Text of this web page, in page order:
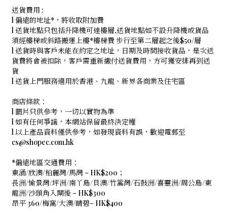
送貨費用 :
l 偏遠的地址*，將收取附加費
l 送貨地點只包括升降機可達樓層,送貨地點如不設升降機或貨品
須經樓梯或斜路搬運上樓*樓梯費 步行至第二層起之後$50/層
l 送貨時與客戶未能在約定之地址，日期及時間接收貨品，是次送
貨費將會被扣除，客戶需重新繳付送貨費用，方可獲安排再到送
貨
l 送貨上門服務適用於香港、九龍、新界各商業及住宅區
商店條款：
l 圖片只供參考，一切以實物為準
l 如有任何爭議，本網站保留最終決定權
l 以上產品資料僅供參考，如發現資料有誤，歡迎電郵至
cs@shopec.com.hk
*偏遠地區交通費用：
東涌/欣澳/柏麗灣/馬灣 – HK$200；
長洲/愉景灣/坪洲/南丫島/貝澳/竹篙灣/石鼓洲/喜靈洲/周公島/東
龍洲/沙頭角入閘後 – HK$300
昂平 360/梅窩/大澳/晴碧– HK$400